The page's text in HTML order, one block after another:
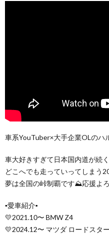
車系YouTuber×大手企業OLのハ
車大好きすぎて日本国内道が続
どこへでも走っていってしまう
夢は全国の峠制覇です⛰️応援よ
▪︎愛車紹介▪︎
💛2021.10〜 BMW Z4
💛2024.12〜 マツダ ロードスター